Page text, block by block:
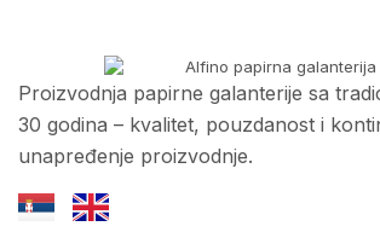
Proizvodnja papirne galanterije sa
30 godina – kvalitet, pouzdanost i
unapređenje proizvodnje.